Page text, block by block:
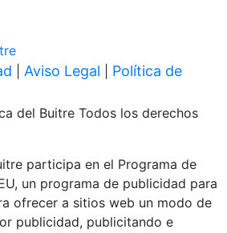
Aviso Legal
Política de
del Buitre Todos los derechos
participa en el Programa de
un programa de publicidad para
ofrecer a sitios web un modo de
publicidad, publicitando e